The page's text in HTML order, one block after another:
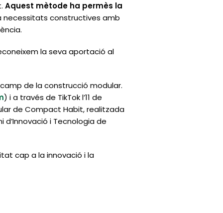
Aquest mètode ha permès la
necessitats constructives amb
la seva aportació al
de la construcció modular.
) i a través de TikTok l’11 de
de Compact Habit, realitzada
i Tecnologia de
cap a la innovació i la